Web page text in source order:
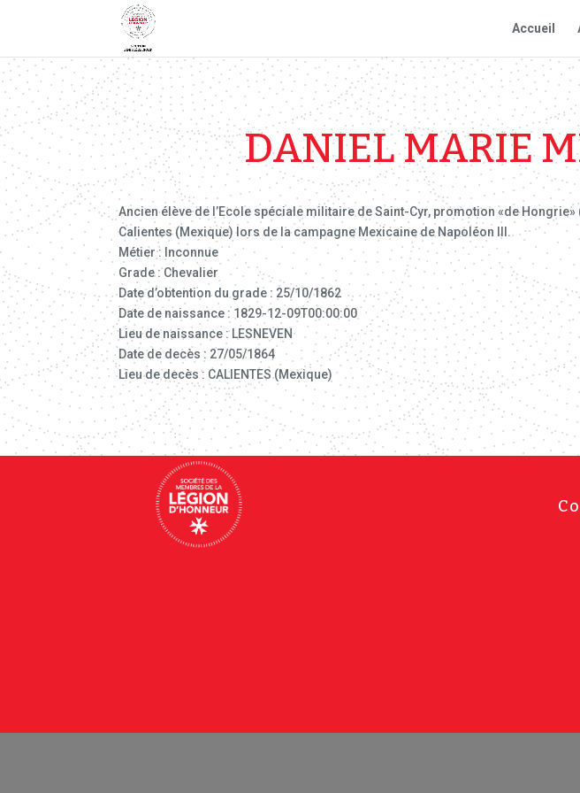
Accueil
DANIEL MARIE
Ancien élève de l’Ecole spéciale militaire de Saint-Cyr, promotion «de
Calientes (Mexique) lors de la campagne Mexicaine de Napoléon III.
Métier : Inconnue
Grade : Chevalier
Date d’obtention du grade : 25/10/1862
Date de naissance : 1829-12-09T00:00:00
Lieu de naissance : LESNEVEN
Date de decès : 27/05/1864
Lieu de decès : CALIENTES (Mexique)